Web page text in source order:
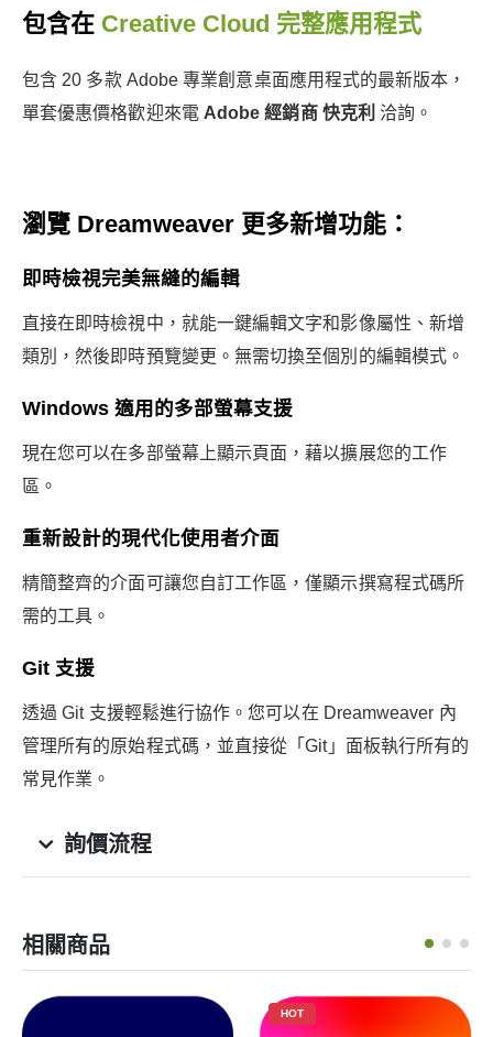
包含在 Creative Cloud 完整應用程式
包含 20 多款 Adobe 專業創意桌面應用程式的最新版本，
單套優惠價格歡迎來電 Adobe 經銷商 快克利 洽詢。
瀏覽 Dreamweaver 更多新增功能：
即時檢視完美無縫的編輯
直接在即時檢視中，就能一鍵編輯文字和影像屬性、新增
類別，然後即時預覽變更。無需切換至個別的編輯模式。
Windows 適用的多部螢幕支援
現在您可以在多部螢幕上顯示頁面，藉以擴展您的工作
區。
重新設計的現代化使用者介面
精簡整齊的介面可讓您自訂工作區，僅顯示撰寫程式碼所
需的工具。
Git 支援
透過 Git 支援輕鬆進行協作。您可以在 Dreamweaver 內
管理所有的原始程式碼，並直接從「Git」面板執行所有的
常見作業。
詢價流程
相關商品
HOT